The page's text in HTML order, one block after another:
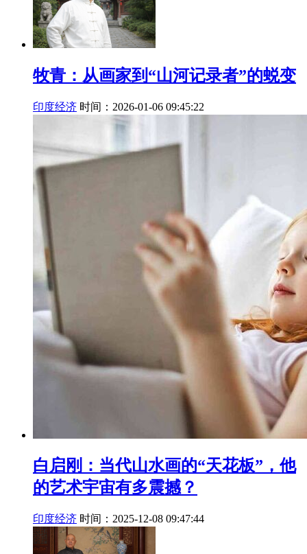
牧青：从画家到“山河记录者”的蜕变
印度经济 时间：2026-01-06 09:45:22
白启刚：当代山水画的“天花板”，他
的艺术宇宙有多震撼？
印度经济 时间：2025-12-08 09:47:44